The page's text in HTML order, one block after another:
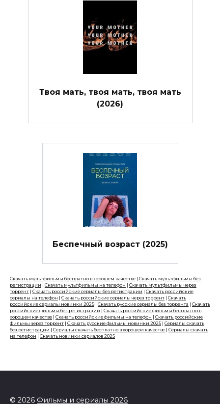
Твоя мать, твоя мать, твоя мать
(2026)
Беспечный возраст (2025)
Скачать мультфильмы бесплатно в хорошем качестве | Скачать мультфильмы без
регистрации | Скачать мультфильмы на телефон | Скачать мультфильмы через
торрент | Скачать российские сериалы без регистрации | Скачать российские
сериалы на телефон | Скачать российские сериалы через торрент | Скачать
российские сериалы новинки 2025 | Скачать русские сериалы без торрента | Скачать
российские фильмы без регистрации | Скачать российские фильмы бесплатно в
хорошем качестве | Скачать российские фильмы на телефон | Скачать российские
фильмы через торрент | Скачать русские фильмы новинки 2025 | Сериалы скачать
без регистрации | Сериалы скачать бесплатно в хорошем качестве | Сериалы скачать
на телефон | Скачать новинки сериалов 2025
© 2026 Фильмы и сериалы 2026